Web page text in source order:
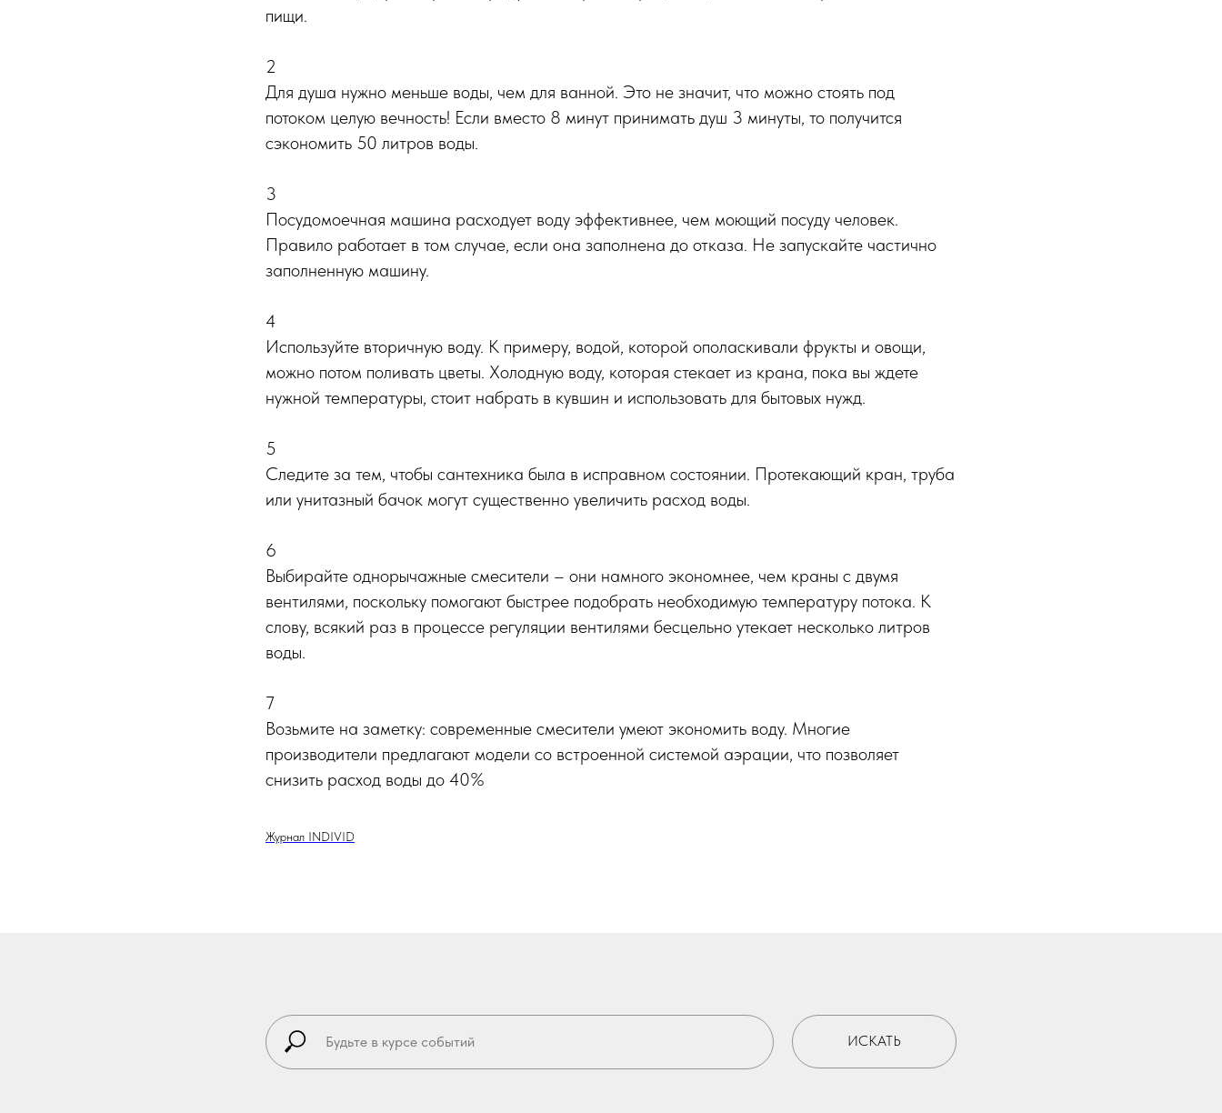
пищи.
2
Для душа нужно меньше воды, чем для ванной. Это не значит, что можно стоять под
потоком целую вечность! Если вместо 8 минут принимать душ 3 минуты, то получится
сэкономить 50 литров воды.
3
Посудомоечная машина расходует воду эффективнее, чем моющий посуду человек.
Правило работает в том случае, если она заполнена до отказа. Не запускайте частично
заполненную машину.
4
Используйте вторичную воду. К примеру, водой, которой ополаскивали фрукты и овощи,
можно потом поливать цветы. Холодную воду, которая стекает из крана, пока вы ждете
нужной температуры, стоит набрать в кувшин и использовать для бытовых нужд.
5
Следите за тем, чтобы сантехника была в исправном состоянии. Протекающий кран, труба
или унитазный бачок могут существенно увеличить расход воды.
6
Выбирайте однорычажные смесители – они намного экономнее, чем краны с двумя
вентилями, поскольку помогают быстрее подобрать необходимую температуру потока. К
слову, всякий раз в процессе регуляции вентилями бесцельно утекает несколько литров
воды.
7
Возьмите на заметку: современные смесители умеют экономить воду. Многие
производители предлагают модели со встроенной системой аэрации, что позволяет
снизить расход воды до 40%
Журнал INDIVID
ИСКАТЬ